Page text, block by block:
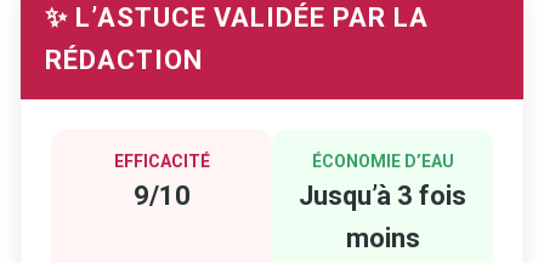
✨ L’ASTUCE VALIDÉE PAR LA
RÉDACTION
EFFICACITÉ
9/10
ÉCONOMIE D’EAU
Jusqu’à 3 fois
moins